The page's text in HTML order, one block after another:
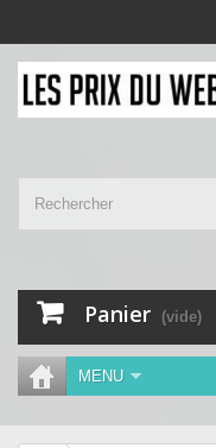
Panier (vide)
MENU